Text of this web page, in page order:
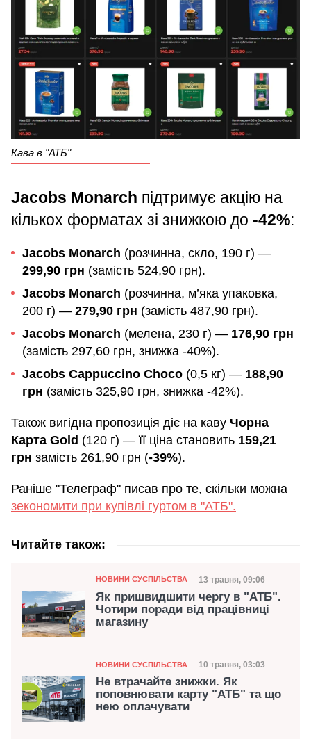
Кава в "АТБ"
Jacobs Monarch підтримує акцію на
кількох форматах зі знижкою до -42%:
Jacobs Monarch (розчинна, скло, 190 г) —
299,90 грн (замість 524,90 грн).
Jacobs Monarch (розчинна, м’яка упаковка,
200 г) — 279,90 грн (замість 487,90 грн).
Jacobs Monarch (мелена, 230 г) — 176,90 грн
(замість 297,60 грн, знижка -40%).
Jacobs Cappuccino Choco (0,5 кг) — 188,90
грн (замість 325,90 грн, знижка -42%).
Також вигідна пропозиція діє на каву Чорна
Карта Gold (120 г) — її ціна становить 159,21
грн замість 261,90 грн (-39%).
Раніше "Телеграф" писав про те, скільки можна
зекономити при купівлі гуртом в "АТБ".
Читайте також:
Категорія
НОВИНИ СУСПІЛЬСТВА Дата публікації
13 травня, 09:06
Як пришвидшити чергу в "АТБ".
Чотири поради від працівниці
магазину
Категорія
НОВИНИ СУСПІЛЬСТВА Дата публікації
10 травня, 03:03
Не втрачайте знижки. Як
поповнювати карту "АТБ" та що
нею оплачувати